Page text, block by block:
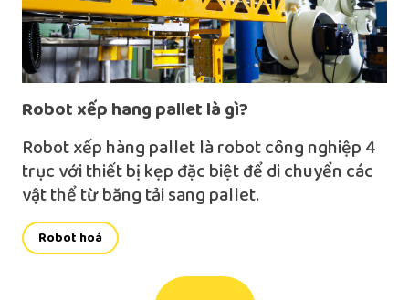
Robot xếp hang pallet là gì?
Robot xếp hàng pallet là robot công nghiệp 4
trục với thiết bị kẹp đặc biệt để di chuyển các
vật thể từ băng tải sang pallet.
Robot hoá